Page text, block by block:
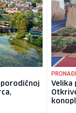
porodičnoj
Velika